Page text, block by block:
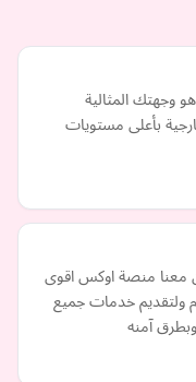
المثالية
بأعلى مستويات
معنا منصة اوكس اقوى
ولتقديم خدمات جميع
آمنه